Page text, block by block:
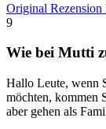
Original Rezension
9
Wie bei Mutti
Hallo Leute, wenn
möchten, kommen
aber gehen als